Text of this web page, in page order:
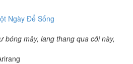
Ngày Để Sống
bóng mây, lang thang qua cõi này,